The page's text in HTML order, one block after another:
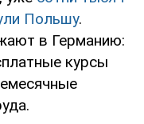
Польшу.
в Германию:
курсы